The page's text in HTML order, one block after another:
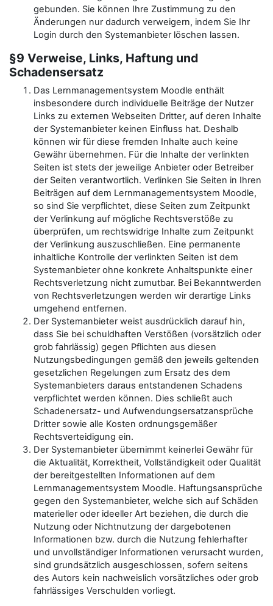
gebunden. Sie können Ihre Zustimmung zu den
Änderungen nur dadurch verweigern, indem Sie Ihr
Login durch den Systemanbieter löschen lassen.
§9 Verweise, Links, Haftung und
Schadensersatz
Das Lernmanagementsystem Moodle enthält
insbesondere durch individuelle Beiträge der Nutzer
Links zu externen Webseiten Dritter, auf deren Inhalte
der Systemanbieter keinen Einfluss hat. Deshalb
können wir für diese fremden Inhalte auch keine
Gewähr übernehmen. Für die Inhalte der verlinkten
Seiten ist stets der jeweilige Anbieter oder Betreiber
der Seiten verantwortlich. Verlinken Sie Seiten in Ihren
Beiträgen auf dem Lernmanagementsystem Moodle,
so sind Sie verpflichtet, diese Seiten zum Zeitpunkt
der Verlinkung auf mögliche Rechtsverstöße zu
überprüfen, um rechtswidrige Inhalte zum Zeitpunkt
der Verlinkung auszuschließen. Eine permanente
inhaltliche Kontrolle der verlinkten Seiten ist dem
Systemanbieter ohne konkrete Anhaltspunkte einer
Rechtsverletzung nicht zumutbar. Bei Bekanntwerden
von Rechtsverletzungen werden wir derartige Links
umgehend entfernen.
Der Systemanbieter weist ausdrücklich darauf hin,
dass Sie bei schuldhaften Verstößen (vorsätzlich oder
grob fahrlässig) gegen Pflichten aus diesen
Nutzungsbedingungen gemäß den jeweils geltenden
gesetzlichen Regelungen zum Ersatz des dem
Systemanbieters daraus entstandenen Schadens
verpflichtet werden können. Dies schließt auch
Schadenersatz- und Aufwendungsersatzansprüche
Dritter sowie alle Kosten ordnungsgemäßer
Rechtsverteidigung ein.
Der Systemanbieter übernimmt keinerlei Gewähr für
die Aktualität, Korrektheit, Vollständigkeit oder Qualität
der bereitgestellten Informationen auf dem
Lernmanagementsystem Moodle. Haftungsansprüche
gegen den Systemanbieter, welche sich auf Schäden
materieller oder ideeller Art beziehen, die durch die
Nutzung oder Nichtnutzung der dargebotenen
Informationen bzw. durch die Nutzung fehlerhafter
und unvollständiger Informationen verursacht wurden,
sind grundsätzlich ausgeschlossen, sofern seitens
des Autors kein nachweislich vorsätzliches oder grob
fahrlässiges Verschulden vorliegt.